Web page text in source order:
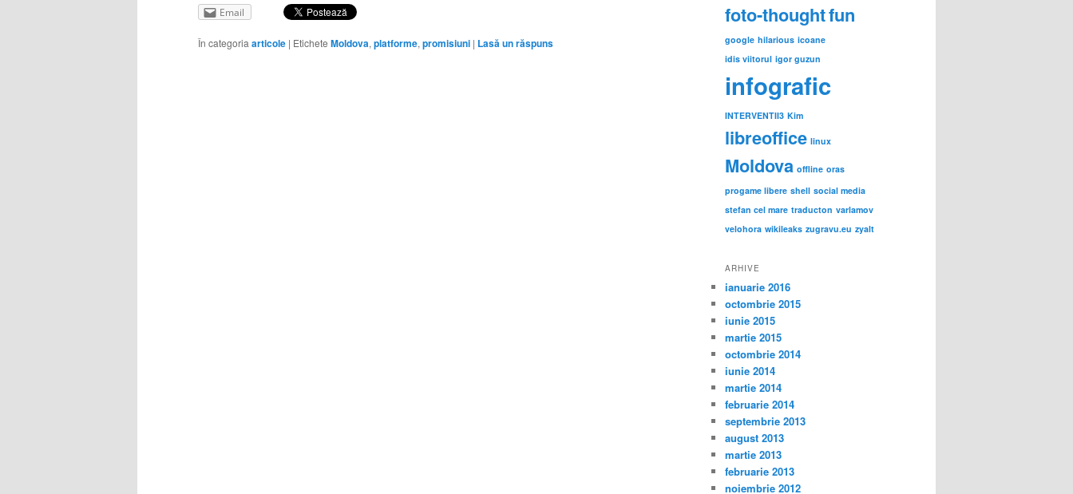
Email
În categoria articole | Etichete Moldova, platforme, promisiuni | Lasă un răspuns
foto-thoughtfun
google hilarious icoane
idis viitorul igor guzun
infografic
INTERVENTII3 Kim
libreoffice linux
Moldova offline oras
progame libere shell social media
stefan cel mare traducton varlamov
velohora wikileaks zugravu.eu zyalt
ARHIVE
ianuarie 2016
octombrie 2015
iunie 2015
martie 2015
octombrie 2014
iunie 2014
martie 2014
februarie 2014
septembrie 2013
august 2013
martie 2013
februarie 2013
noiembrie 2012